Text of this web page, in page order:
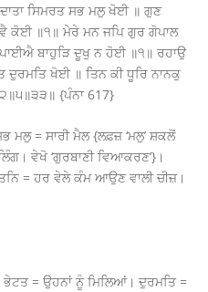
ਸਿਮਰਤ ਸਭ ਮਲੁ ਖੋਈ ॥ ਗੁਣ
ਕੋਈ ॥੧॥ ਮੇਰੇ ਮਨ ਜਪਿ ਗੁਰ ਗੋਪਾਲ
ਬਾਹੁੜਿ ਦੂਖੁ ਨ ਹੋਈ ॥੧॥ ਰਹਾਉ
ਦੁਰਮਤਿ ਖੋਈ ॥ ਤਿਨ ਕੀ ਧੂਰਿ ਨਾਨਕੁ
{ਪੰਨਾ 617}
ਮਲੁ = ਸਾਰੀ ਮੈਲ {ਲਫ਼ਜ਼ ‘ਮਲੁ’ ਸ਼ਕਲੋਂ
ਵੇਖੋ ‘ਗੁਰਬਾਣੀ ਵਿਆਕਰਣ’}।
= ਹਰ ਵੇਲੇ ਕੰਮ ਆਉਣ ਵਾਲੀ ਚੀਜ਼।
ਭੇਟਤ = ਉਹਨਾਂ ਨੂੰ ਮਿਲਿਆਂ। ਦੁਰਮਤਿ =